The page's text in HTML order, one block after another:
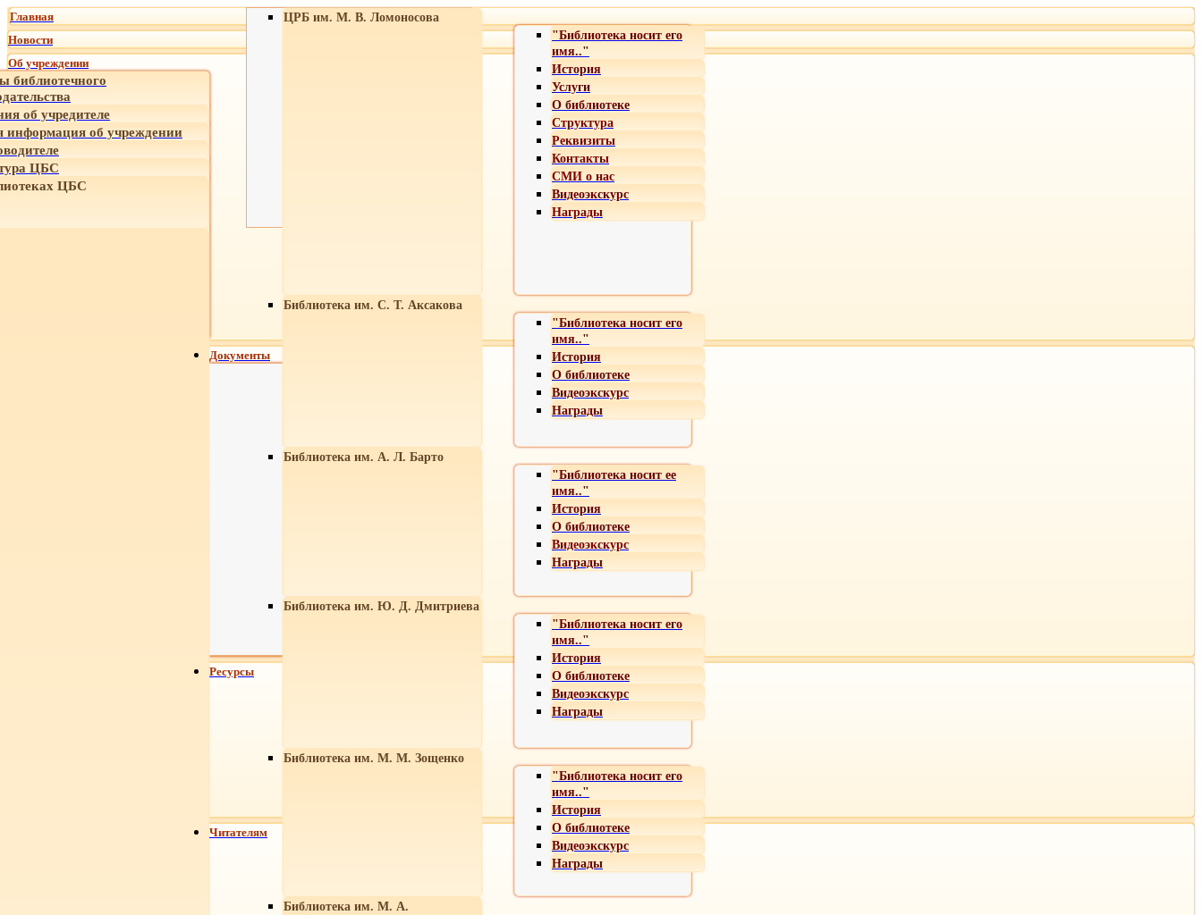
Главная
Новости
Об учреждении
библиотечного
об учредителе
об учреждении
ЦБС
ЦБС
ЦРБ им. М. В. Ломоносова
"Библиотека носит его
имя.."
История
Услуги
О библиотеке
Структура
Реквизиты
Контакты
СМИ о нас
Видеоэкскурс
Награды
Библиотека им. С. Т. Аксакова
"Библиотека носит его
имя.."
История
О библиотеке
Видеоэкскурс
Награды
Библиотека им. А. Л. Барто
"Библиотека носит ее
имя.."
История
О библиотеке
Видеоэкскурс
Награды
Библиотека им. Ю. Д. Дмитриева
"Библиотека носит его
имя.."
История
О библиотеке
Видеоэкскурс
Награды
Библиотека им. М. М. Зощенко
"Библиотека носит его
имя.."
История
О библиотеке
Видеоэкскурс
Награды
Библиотека им. М. А.
Документы
Ресурсы
Читателям